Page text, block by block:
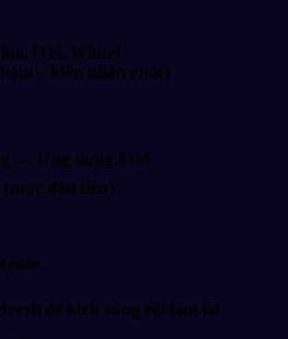
iTel, Wintel
– kiên nhẫn chút)
→ Ứng dụng SIM
(mục đầu tiên)
để kích sóng rồi làm lại